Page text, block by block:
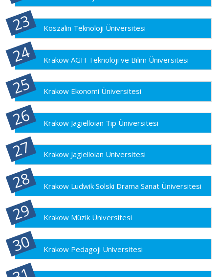
Koszalin Teknoloji Üniversitesi
Krakow AGH Teknoloji ve Bilim Üniversitesi
Krakow Ekonomi Üniversitesi
Krakow Jagielloian Tıp Üniversitesi
Krakow Jagielloian Üniversitesi
Krakow Ludwik Solski Drama Sanat Üniversitesi
Krakow Müzik Üniversitesi
Krakow Pedagoji Üniversitesi